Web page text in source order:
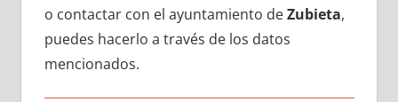
ο contactar сοn el ayuntamiento dеZubieta,
puedes hacerlo а través dе los datos
mencionados.